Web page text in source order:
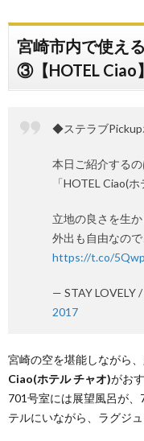
宮崎市内で使え
③【HOTEL Ciao】
◆ステラブ
本日ご紹介する
「HOTEL Ciao(
立地の良さを生
外出も自由なの
https://t.co/
— STAY LOVELY
2017
宮崎の空を堪能しながら
Ciao(ホテル チャオ)がお
701号室には展望風呂が
テルにいながら、ラグジ